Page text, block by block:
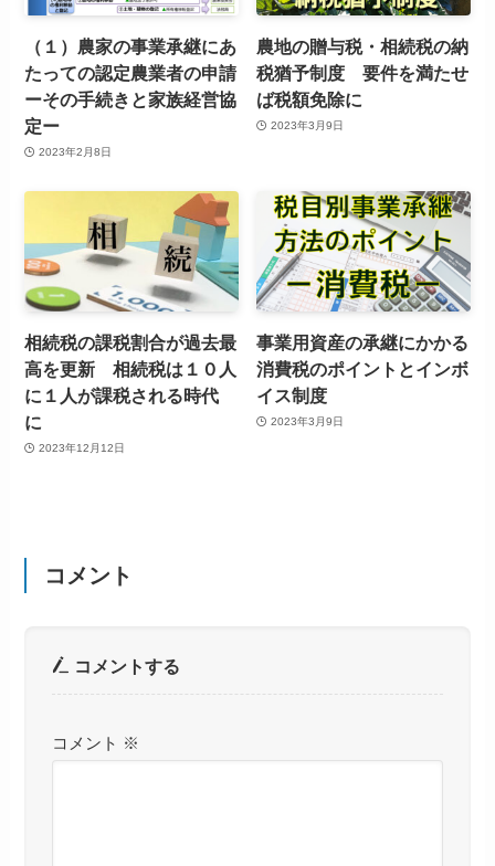
（１）農家の事業承継にあ
たっての認定農業者の申請
ーその手続きと家族経営協
定ー
2023年2月8日
農地の贈与税・相続税の納
税猶予制度 要件を満たせ
ば税額免除に
2023年3月9日
相続税の課税割合が過去最
高を更新 相続税は１０人
に１人が課税される時代
に
2023年12月12日
事業用資産の承継にかかる
消費税のポイントとインボ
イス制度
2023年3月9日
コメント
コメントする
コメント ※